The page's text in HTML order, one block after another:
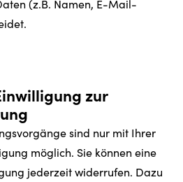
(z.B. Namen, E-Mail-
zur
sind nur mit Ihrer
möglich. Sie können eine
jederzeit widerrufen. Dazu